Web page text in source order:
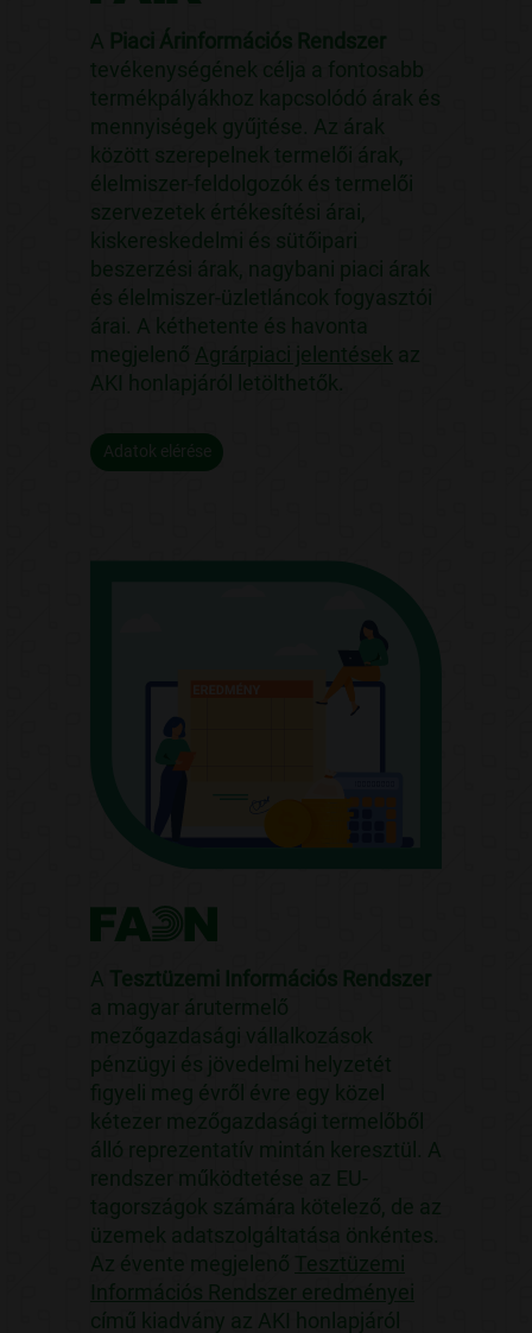
A Piaci Árinformációs Rendszer
tevékenységének célja a fontosabb
termékpályákhoz kapcsolódó árak és
mennyiségek gyűjtése. Az árak
között szerepelnek termelői árak,
élelmiszer-feldolgozók és termelői
szervezetek értékesítési árai,
kiskereskedelmi és sütőipari
beszerzési árak, nagybani piaci árak
és élelmiszer-üzletláncok fogyasztói
árai. A kéthetente és havonta
megjelenő Agrárpiaci jelentések az
AKI honlapjáról letölthetők.
Adatok elérése
A Tesztüzemi Információs Rendszer
a magyar árutermelő
mezőgazdasági vállalkozások
pénzügyi és jövedelmi helyzetét
figyeli meg évről évre egy közel
kétezer mezőgazdasági termelőből
álló reprezentatív mintán keresztül. A
rendszer működtetése az EU-
tagországok számára kötelező, de az
üzemek adatszolgáltatása önkéntes.
Az évente megjelenő Tesztüzemi
Információs Rendszer eredményei
című kiadvány az AKI honlapjáról